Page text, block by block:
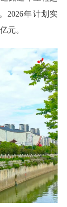
2026年计划实
元。